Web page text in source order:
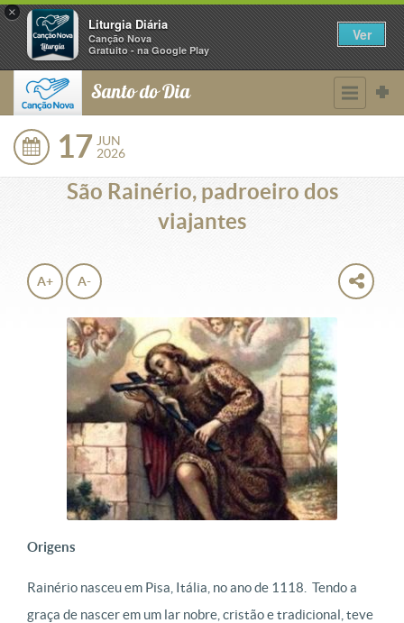
×
Liturgia Diária
Canção Nova
Gratuito - na Google Play
Ver
Santo do Dia
17 JUN
2026
São Rainério, padroeiro dos
viajantes
A+ A-
Origens
Rainério nasceu em Pisa, Itália, no ano de 1118. Tendo a
graça de nascer em um lar nobre, cristão e tradicional, teve